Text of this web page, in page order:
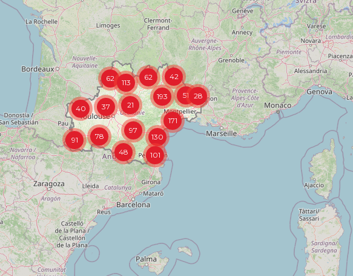
62
101
91
51
48
28
130
40
78
37
97
171
21
193
42
62 113